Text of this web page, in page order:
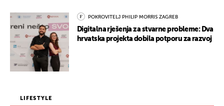
POKROVITELJ PHILIP MORRIS ZAGREB
Digitalna rješenja za stvarne probleme: Dva
hrvatska projekta dobila potporu za razvoj
LIFESTYLE